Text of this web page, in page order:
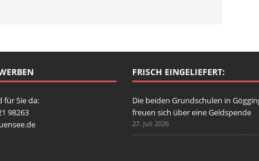
für Sie da:
98263
FRISCH EINGELIEFERT:
Die beiden Grundschulen in
freuen sich über eine Geldspende
27. Juli 2026